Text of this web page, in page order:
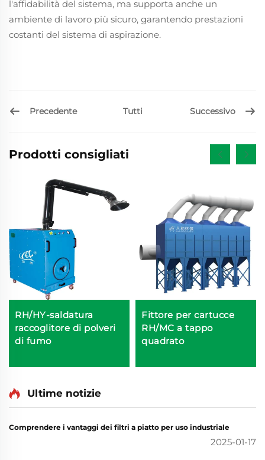
l'affidabilità del sistema, ma supporta anche un
ambiente di lavoro più sicuro, garantendo prestazioni
costanti del sistema di aspirazione.
Precedente Tutti Successivo
Prodotti consigliati
RH/HY-saldatura
raccoglitore di polveri
di fumo
Fittore per cartucce
RH/MC a tappo
quadrato
Ultime notizie
Comprendere i vantaggi dei filtri a piatto per uso industriale
2025-01-17